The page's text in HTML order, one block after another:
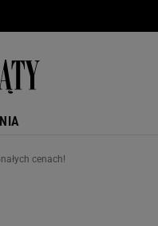
cenach!